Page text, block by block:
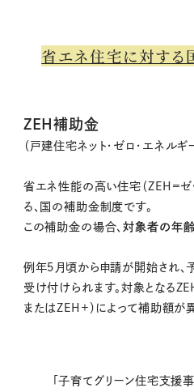
省エネ住宅に対す
ZEH補助金
（戸建住宅ネット・ゼロ・エネル
省エネ性能の高い住宅（ZEH=ゼ
る、国の補助金制度です。
この補助金の場合、対象者の年
例年５月頃から申請が開始され
受け付けられます。対象となる
またはZEH+）によって補助額が異
「子育てグリーン住宅支援